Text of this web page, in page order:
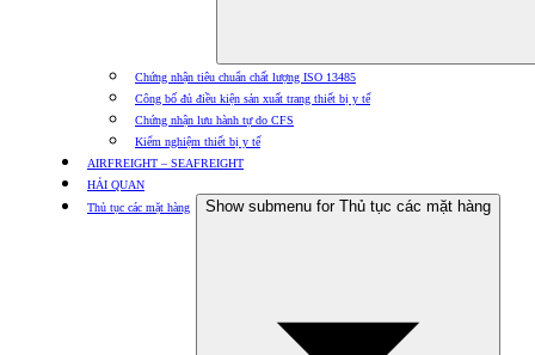
Chứng nhận tiêu chuẩn chất lượng ISO 13485
Công bố đủ điều kiện sản xuất trang thiết bị y tế
Chứng nhận lưu hành tự do CFS
Kiểm nghiệm thiết bị y tế
AIRFREIGHT – SEAFREIGHT
HẢI QUAN
Thủ tục các mặt hàng
Show submenu for Thủ tục các mặt hàng